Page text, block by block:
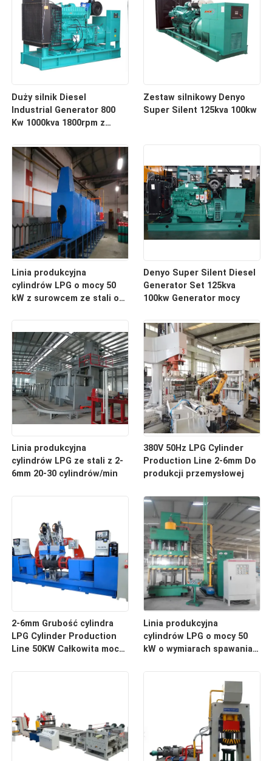
Duży silnik Diesel
Industrial Generator 800
Kw 1000kva 1800rpm z
Zestaw silnikowy Denyo
Super Silent 125kva 100kw
Linia produkcyjna
cylindrów LPG o mocy 50
kW z surowcem ze stali o
Denyo Super Silent Diesel
Generator Set 125kva
100kw Generator mocy
Linia produkcyjna
cylindrów LPG ze stali z 2-
6mm 20-30 cylindrów/min
380V 50Hz LPG Cylinder
Production Line 2-6mm Do
produkcji przemysłowej
2-6mm Grubość cylindra
LPG Cylinder Production
Line 50KW Całkowita moc
Linia produkcyjna
cylindrów LPG o mocy 50
kW o wymiarach spawania